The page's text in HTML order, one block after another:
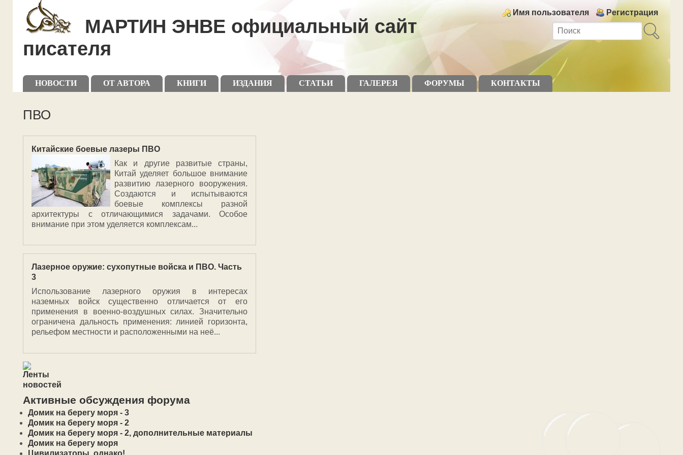
Skip to main content
Skip to search
Login links
Имя пользователя Регистрация
МАРТИН ЭНВЕ официальный сайт
писателя
Primary menu
НОВОСТИ ОТ АВТОРА КНИГИ ИЗДАНИЯ СТАТЬИ ГАЛЕРЕЯ ФОРУМЫ
КОНТАКТЫ
ПВО
Китайские боевые лазеры ПВО
Как и другие развитые страны,
Китай уделяет большое внимание
развитию лазерного вооружения.
Создаются и испытываются
боевые комплексы разной
архитектуры с отличающимися задачами. Особое
внимание при этом уделяется комплексам...
Лазерное оружие: сухопутные войска и ПВО. Часть
3
Использование лазерного оружия в интересах
наземных войск существенно отличается от его
применения в военно-воздушных силах. Значительно
ограничена дальность применения: линией горизонта,
рельефом местности и расположенными на неё...
Активные обсуждения форума
Домик на берегу моря - 3
Домик на берегу моря - 2
Домик на берегу моря - 2, дополнительные материалы
Домик на берегу моря
Цивилизаторы, однако!